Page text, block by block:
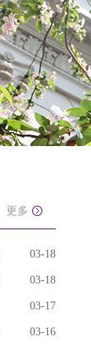
更多
03-18
03-18
03-17
03-16